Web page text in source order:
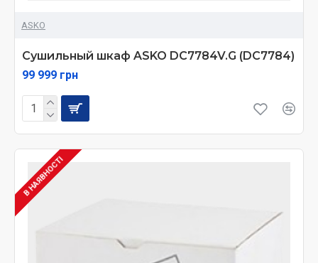
ASKO
Сушильный шкаф ASKO DC7784V.G (DC7784)
99 999 грн
В НАЯВНОСТІ